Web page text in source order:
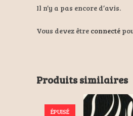
Il n’y a pas encore d’avis.
Vous devez être connecté
Produits similaires
ÉPUISÉ